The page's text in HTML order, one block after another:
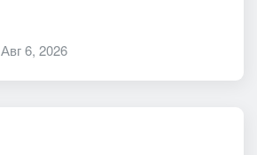
Авг 6, 2026